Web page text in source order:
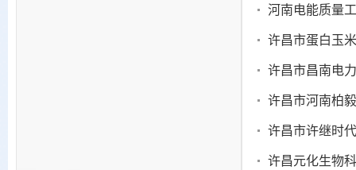
河南电能质量
许昌市蛋白玉
许昌市昌南电
许昌市河南柏
许昌市许继时
许昌元化生物